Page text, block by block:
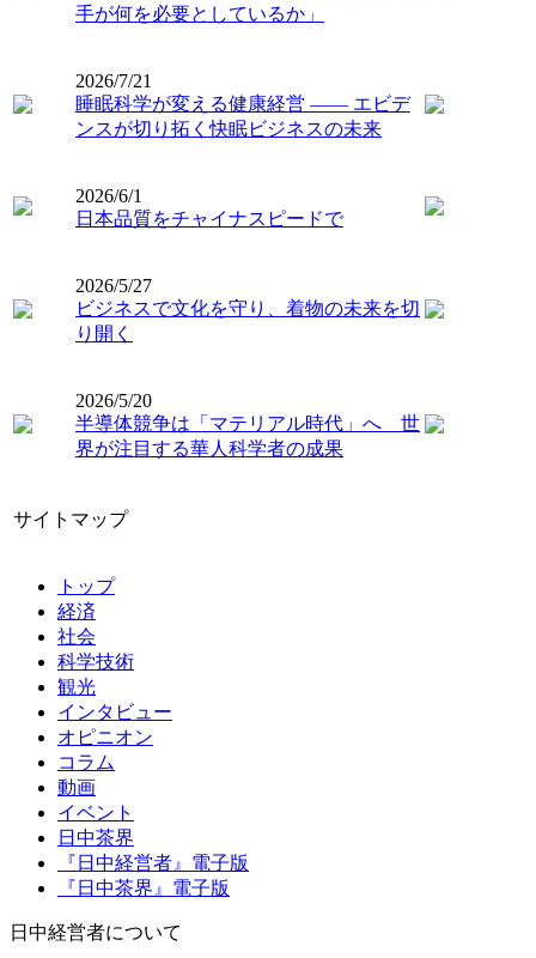
手が何を必要としているか」
2026/7/21
睡眠科学が変える健康経営 ―― エビデ
ンスが切り拓く快眠ビジネスの未来
2026/6/1
日本品質をチャイナスピードで
2026/5/27
ビジネスで文化を守り、着物の未来を切
り開く
2026/5/20
半導体競争は「マテリアル時代」へ 世
界が注目する華人科学者の成果
サイトマップ
トップ
経済
社会
科学技術
観光
インタビュー
オピニオン
コラム
動画
イベント
日中茶界
『日中経営者』電子版
『日中茶界』電子版
日中経営者について